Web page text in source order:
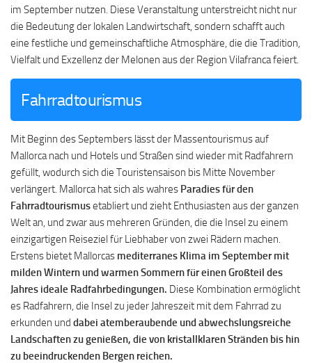
im September nutzen. Diese Veranstaltung unterstreicht nicht nur
die Bedeutung der lokalen Landwirtschaft, sondern schafft auch
eine festliche und gemeinschaftliche Atmosphäre, die die Tradition,
Vielfalt und Exzellenz der Melonen aus der Region Vilafranca feiert.
Fahrradtourismus
Mit Beginn des Septembers lässt der Massentourismus auf
Mallorca nach und Hotels und Straßen sind wieder mit Radfahrern
gefüllt, wodurch sich die Touristensaison bis Mitte November
verlängert. Mallorca hat sich als wahres Paradies für den
Fahrradtourismusetabliert und zieht Enthusiasten aus der ganzen
Welt an, und zwar aus mehreren Gründen, die die Insel zu einem
einzigartigen Reiseziel für Liebhaber von zwei Rädern machen.
Erstens bietet Mallorcas mediterranes Klima im September mit
milden Wintern und warmen Sommern für einen Großteil des
Jahres ideale Radfahrbedingungen. Diese Kombination ermöglicht
es Radfahrern, die Insel zu jeder Jahreszeit mit dem Fahrrad zu
erkunden und dabei atemberaubende und abwechslungsreiche
Landschaften zu genießen, die von kristallklaren Stränden bis hin
zu beeindruckenden Bergen reichen.